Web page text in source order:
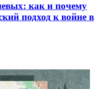
как и почему
подход к войне в